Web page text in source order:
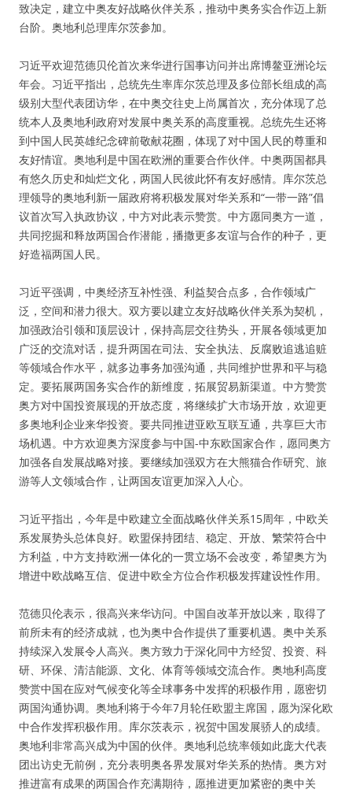
致决定，建立中奥友好战略伙伴关系，推动中奥务实合作迈上新
台阶。奥地利总理库尔茨参加。
习近平欢迎范德贝伦首次来华进行国事访问并出席博鳌亚洲论坛
年会。习近平指出，总统先生率库尔茨总理及多位部长组成的高
级别大型代表团访华，在中奥交往史上尚属首次，充分体现了总
统本人及奥地利政府对发展中奥关系的高度重视。总统先生还将
到中国人民英雄纪念碑前敬献花圈，体现了对中国人民的尊重和
友好情谊。奥地利是中国在欧洲的重要合作伙伴。中奥两国都具
有悠久历史和灿烂文化，两国人民彼此怀有友好感情。库尔茨总
理领导的奥地利新一届政府将积极发展对华关系和“一带一路”倡
议首次写入执政协议，中方对此表示赞赏。中方愿同奥方一道，
共同挖掘和释放两国合作潜能，播撒更多友谊与合作的种子，更
好造福两国人民。
习近平强调，中奥经济互补性强、利益契合点多，合作领域广
泛，空间和潜力很大。双方要以建立友好战略伙伴关系为契机，
加强政治引领和顶层设计，保持高层交往势头，开展各领域更加
广泛的交流对话，提升两国在司法、安全执法、反腐败追逃追赃
等领域合作水平，就多边事务加强沟通，共同维护世界和平与稳
定。要拓展两国务实合作的新维度，拓展贸易新渠道。中方赞赏
奥方对中国投资展现的开放态度，将继续扩大市场开放，欢迎更
多奥地利企业来华投资。要共同推进亚欧互联互通，共享巨大市
场机遇。中方欢迎奥方深度参与中国-中东欧国家合作，愿同奥方
加强各自发展战略对接。要继续加强双方在大熊猫合作研究、旅
游等人文领域合作，让两国友谊更加深入人心。
习近平指出，今年是中欧建立全面战略伙伴关系15周年，中欧关
系发展势头总体良好。欧盟保持团结、稳定、开放、繁荣符合中
方利益，中方支持欧洲一体化的一贯立场不会改变，希望奥方为
增进中欧战略互信、促进中欧全方位合作积极发挥建设性作用。
范德贝伦表示，很高兴来华访问。中国自改革开放以来，取得了
前所未有的经济成就，也为奥中合作提供了重要机遇。奥中关系
持续深入发展令人高兴。奥方致力于深化同中方经贸、投资、科
研、环保、清洁能源、文化、体育等领域交流合作。奥地利高度
赞赏中国在应对气候变化等全球事务中发挥的积极作用，愿密切
两国沟通协调。奥地利将于今年7月轮任欧盟主席国，愿为深化欧
中合作发挥积极作用。库尔茨表示，祝贺中国发展骄人的成绩。
奥地利非常高兴成为中国的伙伴。奥地利总统率领如此庞大代表
团出访史无前例，充分表明奥各界发展对华关系的热情。奥方对
推进富有成果的两国合作充满期待，愿推进更加紧密的奥中关